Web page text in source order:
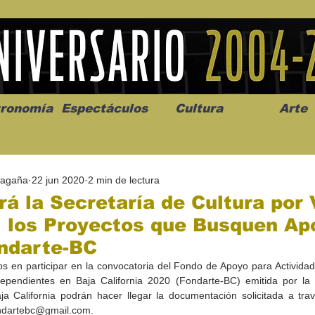
Espectáculos Cultura Arte
la Secretaría de Cultura por
los Proyectos que Busquen
BC
22 jun 2020 2 min de lectura
en participar en la convocatoria del Fondo de Apoyo para
en Baja California 2020 (Fondarte-BC) emitida por la
California podrán hacer llegar la documentación solicitada a
abre la
de alto impacto en la Casa de la Cultura
Progreso con micrófono
abierto
realista y
puesta en